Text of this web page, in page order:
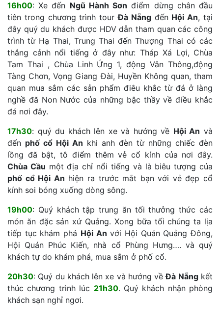
16h00: Xe đến Ngũ Hành Sơn điểm dừng chân đầu
tiên trong chương trình tourĐà Nẵngđến Hội An, tại
đây quý du khách được HDV dẫn tham quan các công
trình từ Hạ Thai, Trung Thai đến Thượng Thai có các
thắng cảnh nổi tiếng ở đây như: Tháp Xá Lợi, Chùa
Tam Thai , Chùa Linh Ứng 1, động Vân Thông,động
Tàng Chơn, Vọng Giang Đài, Huyền Không quan, tham
quan mua sắm các sản phẩm điêu khắc từ đá ở làng
nghề đã Non Nước của những bậc thầy về điều khắc
đá nơi đây.
17h30: quý du khách lên xe và hướng về Hội An và
đến phố cổ Hội An khi anh đèn từ những chiếc đèn
lồng đã bật, tô điểm thêm vẻ cổ kính của nơi đây.
Chùa Cầu một địa chỉ nổi tiếng và là biêu tượng của
phố cổ Hội An hiện ra trước mắt bạn với vẻ đẹp cổ
kính soi bóng xuống dòng sông.
19h00: Quý khách tập trung ăn tối thưởng thức các
món ăn đặc sản xứ Quảng. Xong bữa tối chúng ta lịa
tiếp tục khám phá Hội An với Hội Quán Quảng Đông,
Hội Quán Phúc Kiến, nhà cổ Phùng Hưng…. và quý
khách tự do khám phá, mua sắm ở phố cổ.
20h30: Quý du khách lên xe và hướng vềĐà Nẵngkết
thúc chương trình lúc 21h30. Quý khách nhận phòng
khách sạn nghỉ ngơi.